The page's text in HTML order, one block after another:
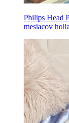
Philips Head
mesiacov